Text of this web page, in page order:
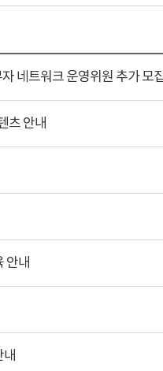
네트워크 운영위원 추가 모
츠 안내
안내
내